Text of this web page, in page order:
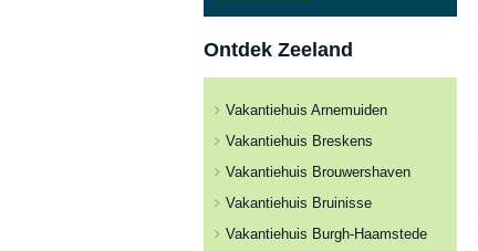
Ontdek Zeeland
Vakantiehuis Arnemuiden
Vakantiehuis Breskens
Vakantiehuis Brouwershaven
Vakantiehuis Bruinisse
Vakantiehuis Burgh-Haamstede